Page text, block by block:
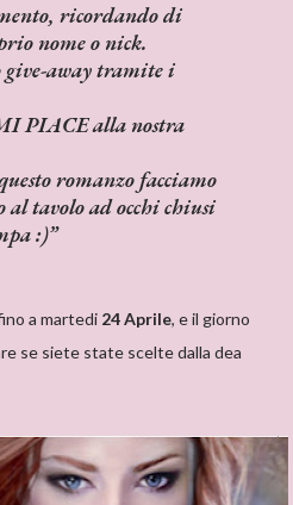
ricordando di
nome o nick.
give-away tramite i
PIACE alla nostra
romanzo facciamo
tavolo ad occhi chiusi
:)
a martedi 24 Aprile, e il giorno
se siete state scelte dalla dea